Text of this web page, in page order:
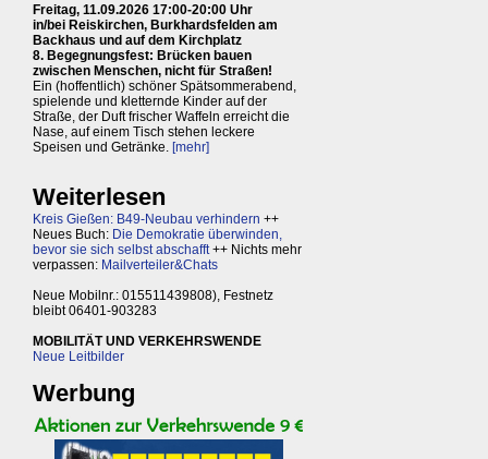
Freitag, 11.09.2026 17:00-20:00 Uhr
in/bei Reiskirchen, Burkhardsfelden am
Backhaus und auf dem Kirchplatz
8. Begegnungsfest: Brücken bauen
zwischen Menschen, nicht für Straßen!
Ein (hoffentlich) schöner Spätsommerabend,
spielende und kletternde Kinder auf der
Straße, der Duft frischer Waffeln erreicht die
Nase, auf einem Tisch stehen leckere
Speisen und Getränke. [mehr]
Weiterlesen
Kreis Gießen: B49-Neubau verhindern ++
Neues Buch: Die Demokratie überwinden,
bevor sie sich selbst abschafft++ Nichts mehr
verpassen: Mailverteiler&Chats
Neue Mobilnr.: 015511439808), Festnetz
bleibt 06401-903283
MOBILITÄT UND VERKEHRSWENDE
Neue Leitbilder
Werbung